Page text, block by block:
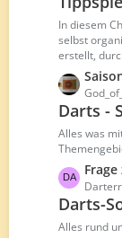
t
r
ä
g
e
z
t
e
B
e
i
t
r
ä
g
e
In diesem
selbst
erstellt,
L
e
t
z
t
e
B
e
i
Darts -
Alles was
L
e
t
z
Frage
Darts-
Alles rund